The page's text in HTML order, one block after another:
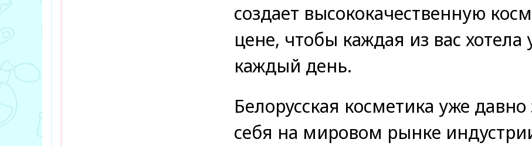
создает высококачественную
цене, чтобы каждая из вас хотела
каждый день.
Белорусская косметика уже
себя на мировом рынке